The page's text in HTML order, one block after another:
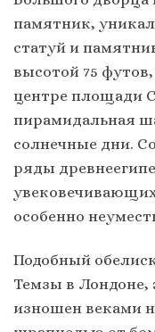
памятник,
статуй и
высотой 75
центре площади
пирамидальная
солнечные дни.
ряды
особенно
Подобный
Темзы в Лондоне,
изношен веками